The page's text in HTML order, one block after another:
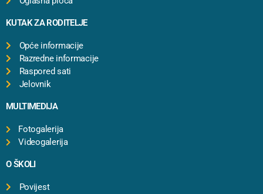
KUTAK ZA RODITELJE
Opće informacije
Razredne informacije
Raspored sati
Jelovnik
MULTIMEDIJA
Fotogalerija
Videogalerija
O ŠKOLI
Povijest